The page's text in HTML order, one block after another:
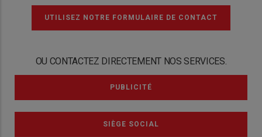
UTILISEZ NOTRE FORMULAIRE DE CONTACT
OU CONTACTEZ DIRECTEMENT NOS SERVICES.
PUBLICITÉ
SIÈGE SOCIAL